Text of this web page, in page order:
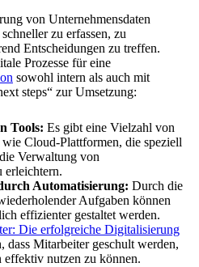
von Unternehmensdaten
zu erfassen, zu
Entscheidungen zu treffen.
Prozesse für eine
sowohl intern als auch mit
steps“ zur Umsetzung:
Tools: Es gibt eine Vielzahl von
Cloud-Plattformen, die speziell
Verwaltung von
erleichtern.
Automatisierung: Durch die
Aufgaben können
effizienter gestaltet werden.
Die erfolgreiche Digitalisierung
dass Mitarbeiter geschult werden,
effektiv nutzen zu können.